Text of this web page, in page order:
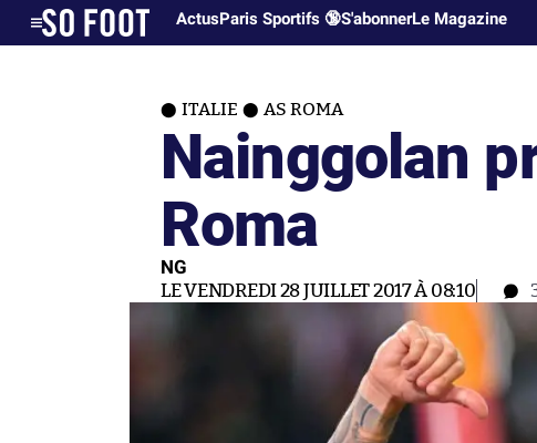
ActusParis Sportifs 🔞S'abonnerLe Magazine
ITALIE AS ROMA
Nainggolan
Roma
NG
LE VENDREDI 28 JUILLET 2017 À 08:10